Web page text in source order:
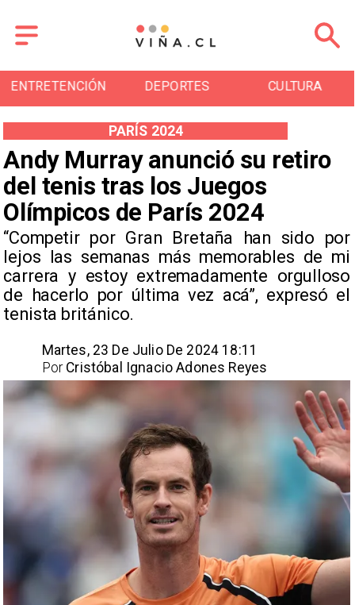
DEPORTES CULTURA TURISMO
Andy Murray anunció su retiro
del tenis tras los Juegos
Olímpicos de París 2024
​“Competir por Gran Bretaña han sido por
lejos las semanas más memorables de mi
carrera y estoy extremadamente orgulloso
de hacerlo por última vez acá”, expresó el
tenista británico.
PARÍS 2024
Martes, 23 De Julio De 2024 18:11
Cristóbal Ignacio Adones Reyes
Por